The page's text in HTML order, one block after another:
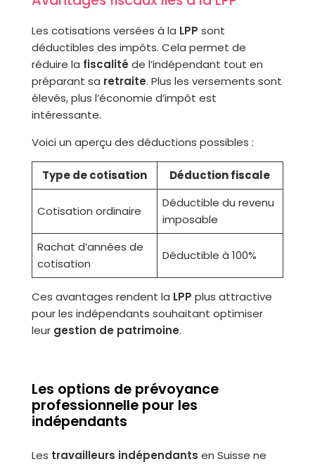
Les cotisations versées à la LPP sont
déductibles des impôts. Cela permet de
réduire la fiscalité de l’indépendant tout en
préparant sa retraite. Plus les versements sont
élevés, plus l’économie d’impôt est
intéressante.
Voici un aperçu des déductions possibles :
Type de cotisation Déduction fiscale
Cotisation ordinaire
Déductible du revenu
imposable
Rachat d’années de
cotisation
Déductible à 100%
Ces avantages rendent la LPP plus attractive
pour les indépendants souhaitant optimiser
leur gestion de patrimoine.
Les options de prévoyance
professionnelle pour les
indépendants
Les travailleurs indépendants en Suisse ne